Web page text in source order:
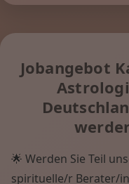
Jobangebot
🌟 Werden Sie Teil
spirituelle/r Berater/